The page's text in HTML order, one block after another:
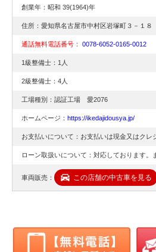
創業年：昭和 39(1964)年
住所：愛知県名古屋市中村区岩塚町３－１８
通話無料電話番号： 0078-6052-0165-0012
1級整備士：1人
2級整備士：4人
工場種別：認証工場 愛2076
ホームページ： https://ikedajidousya.jp/
お支払いについて：お支払いは現金又はクレ
ローン取扱いについて：対応しております。
車両販売： この店舗の中古車を見る